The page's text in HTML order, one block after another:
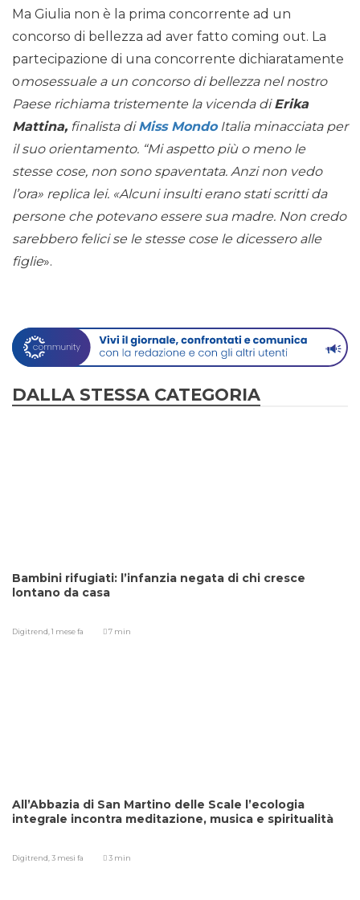
Ma Giulia non è la prima concorrente ad un
concorso di bellezza ad aver fatto coming out. La
partecipazione di una concorrente dichiaratamente
omosessuale a un concorso di bellezza nel nostro
Paese richiama tristemente la vicenda diErika
Mattina, finalista diMiss Mondo Italia minacciata per
il suo orientamento. “Mi aspetto più o meno le
stesse cose, non sono spaventata. Anzi non vedo
l’ora» replica lei. «Alcuni insulti erano stati scritti da
persone che potevano essere sua madre. Non credo
sarebbero felici se le stesse cose le dicessero alle
figlie».
DALLA STESSA CATEGORIA
Bambini rifugiati: l’infanzia negata di chi cresce
lontano da casa
Digitrend,1 mese fa 7 min
All’Abbazia di San Martino delle Scale l’ecologia
integrale incontra meditazione, musica e spiritualità
Digitrend,3 mesi fa 3 min